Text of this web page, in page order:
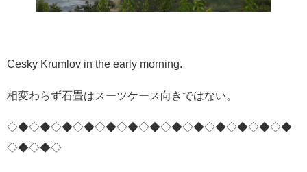
Cesky Krumlov in the early morning.
相変わらず石畳はスーツケース向きではない。
◇◆◇◆◇◆◇◆◇◆◇◆◇◆◇◆◇◆◇◆◇◆◇◆◇◆
◇◆◇◆◇